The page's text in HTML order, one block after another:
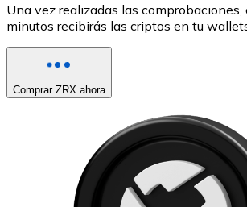
Una vez realizadas las
minutos recibirás las criptos en tu
Comprar ZRX ahora